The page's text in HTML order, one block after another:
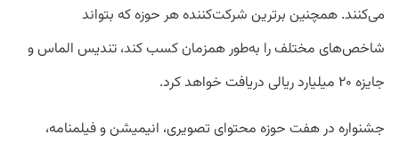
می‌کنند. همچنین برترین شرکت‌کننده هر حوزه که بتواند
شاخص‌های مختلف را به‌طور همزمان کسب کند، تندیس الماس و
جایزه ۲۰ میلیارد ریالی دریافت خواهد کرد.
جشنواره در هفت حوزه محتوای تصویری، انیمیشن و فیلمنامه،